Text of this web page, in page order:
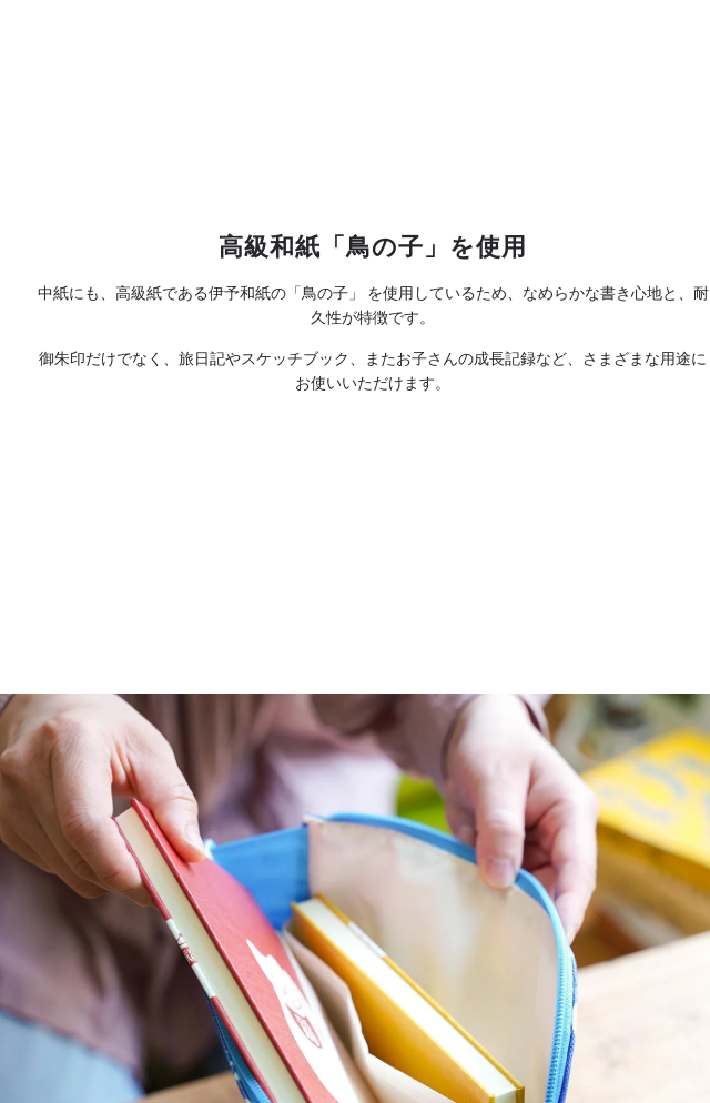
高級和紙「鳥の子」を使用
中紙にも、高級紙である伊予和紙の「鳥の子」 を使用しているため、なめらかな書き心地と、耐
久性が特徴です。
御朱印だけでなく、旅日記やスケッチブック、またお子さんの成長記録など、さまざまな用途に
お使いいただけます。